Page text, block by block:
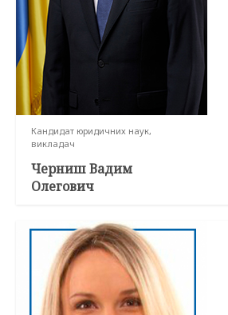
Кандидат юридичних наук,
викладач
Черниш Вадим
Олегович